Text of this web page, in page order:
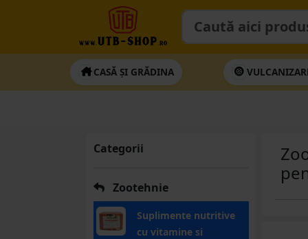
CASĂ ȘI GRĂDINA
Categorii
Zootehnie
Suplimente nutritive
cu vitamine si